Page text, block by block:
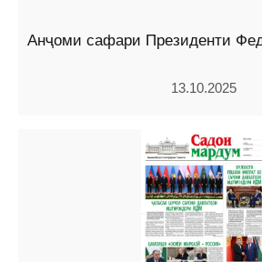
Анҷоми сафари Президенти
13.10.2025